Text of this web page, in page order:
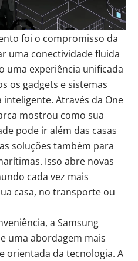
foi o compromisso da
uma conectividade fluida
uma experiência unificada
os gadgets e sistemas
Através da One
mostrou como sua
pode ir além das casas
soluções também para
Isso abre novas
cada vez mais
casa, no transporte ou
a Samsung
uma abordagem mais
orientada da tecnologia. A